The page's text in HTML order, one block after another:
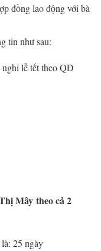
đồng lao động với bà
tin như sau:
lễ tết theo QĐ
Mây theo cả 2
25 ngày